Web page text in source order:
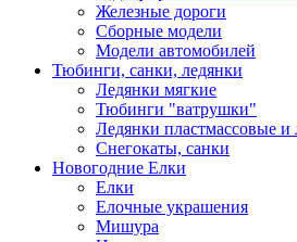
Железные дороги
Сборные модели
Модели автомобилей
Тюбинги, санки, ледянки
Ледянки мягкие
Тюбинги "ватрушки"
Ледянки пластмассовые и
Снегокаты, санки
Новогодние Елки
Елки
Елочные украшения
Мишура